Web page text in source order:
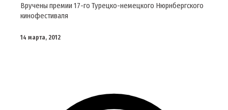
Вручены премии 17-го Турецко-немецкого Нюрнбергского
кинофестиваля
14 марта, 2012